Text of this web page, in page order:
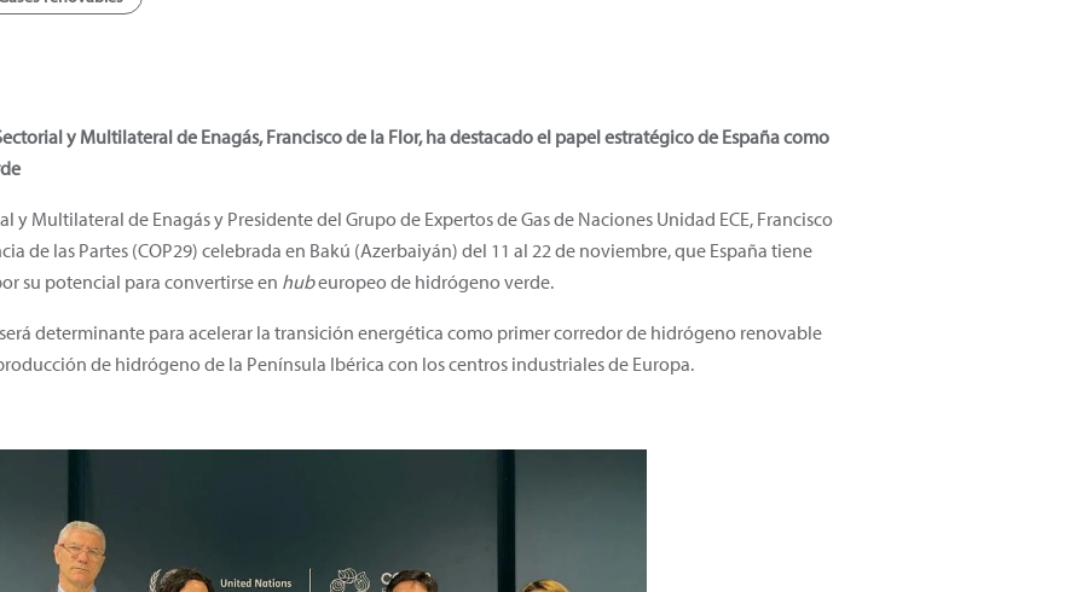
y Multilateral de Enagás, Francisco de la Flor, ha destacado el papel estratégico de España como
y Multilateral de Enagás y Presidente del Grupo de Expertos de Gas de Naciones Unidad ECE, Francisco
de las Partes (COP29) celebrada en Bakú (Azerbaiyán) del 11 al 22 de noviembre, que España tiene
su potencial para convertirse en hubeuropeo de hidrógeno verde.
será determinante para acelerar la transición energética como primer corredor de hidrógeno renovable
de hidrógeno de la Península Ibérica con los centros industriales de Europa.